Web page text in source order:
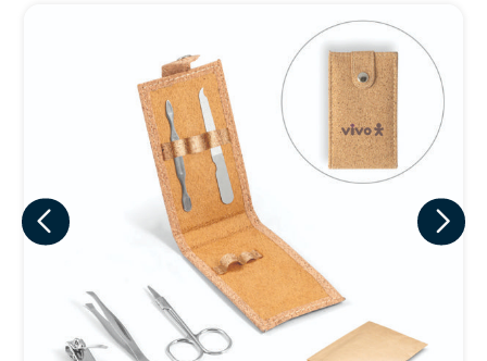
Eu concordo em receber comunicações.
A nossa empresa está comprometida a proteger e respeitar
sua privacidade, utilizaremos seus dados apenas para fins
de marketing. Você pode alterar suas preferências a
qualquer momento.
Iniciar conversa